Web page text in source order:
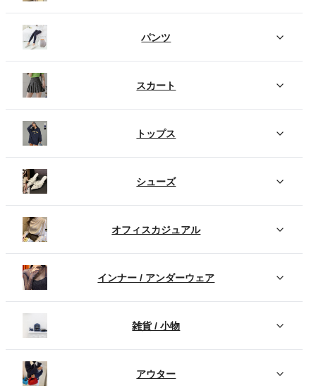
パンツ
スカート
トップス
シューズ
オフィスカジュアル
インナー / アンダーウェア
雑貨 / 小物
アウター